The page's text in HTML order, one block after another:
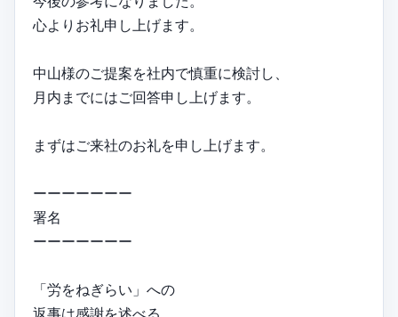
心よりお礼申し上げます。
中山様のご提案を社内で慎重に検討し、
月内までにはご回答申し上げます。
まずはご来社のお礼を申し上げます。
ーーーーーーー
署名
ーーーーーーー
「労をねぎらい」への
返事は感謝を述べる